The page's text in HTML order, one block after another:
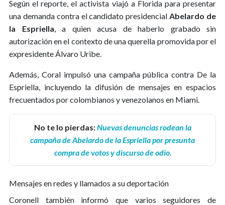
Según el reporte, el activista viajó a Florida para presentar
una demanda contra el candidato presidencial Abelardo de
la Espriella , a quien acusa de haberlo grabado sin
autorización en el contexto de una querella promovida por el
expresidente Álvaro Uribe.
Además, Coral impulsó una campaña pública contra De la
Espriella, incluyendo la difusión de mensajes en espacios
frecuentados por colombianos y venezolanos en Miami.
No te lo pierdas:Nuevas denuncias rodean la
campaña de Abelardo de la Espriella por presunta
compra de votos y discurso de odio.
Mensajes en redes y llamados a su deportación
Coronell también informó que varios seguidores de